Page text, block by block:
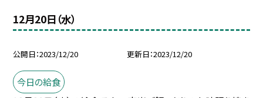
12月20日（水）
公開日 2023/12/20 更新日 2023/12/20
今日の給食